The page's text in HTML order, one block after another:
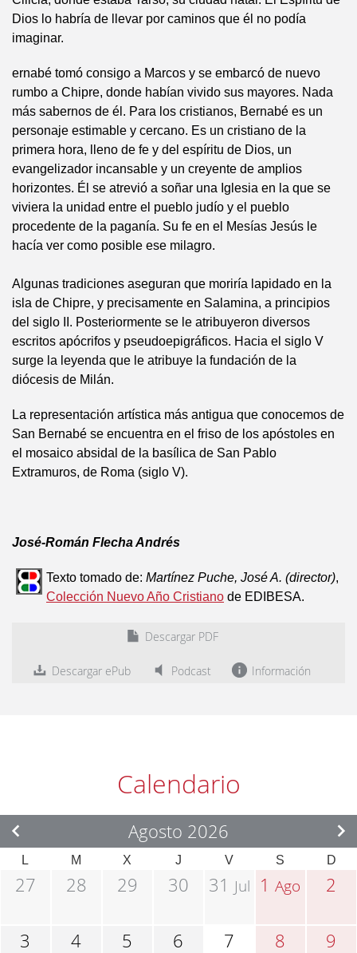
Dios lo habría de llevar por caminos que él no podía
imaginar.
ernabé tomó consigo a Marcos y se embarcó de nuevo
rumbo a Chipre, donde habían vivido sus mayores. Nada
más sabernos de él. Para los cristianos, Bernabé es un
personaje estimable y cercano. Es un cristiano de la
primera hora, lleno de fe y del espíritu de Dios, un
evangelizador incansable y un creyente de amplios
horizontes. Él se atrevió a soñar una Iglesia en la que se
viviera la unidad entre el pueblo judío y el pueblo
procedente de la paganía. Su fe en el Mesías Jesús le
hacía ver como posible ese milagro.
Algunas tradiciones aseguran que moriría lapidado en la
isla de Chipre, y precisamente en Salamina, a principios
del siglo II. Posteriormente se le atribuyeron diversos
escritos apócrifos y pseudoepigráficos. Hacia el siglo V
surge la leyenda que le atribuye la fundación de la
diócesis de Milán.
La representación artística más antigua que conocemos de
San Bernabé se encuentra en el friso de los apóstoles en
el mosaico absidal de la basílica de San Pablo
Extramuros, de Roma (siglo V).
José-Román Flecha Andrés
Texto tomado de: Martínez Puche, José A. (director),
Colección Nuevo Año Cristiano de EDIBESA.
Descargar PDF
Descargar ePub Podcast Información
Calendario
Agosto 2026
L M X J V S D
27 28 29 30 31 Jul 1Ago 2
3 4 5 6 7 8 9